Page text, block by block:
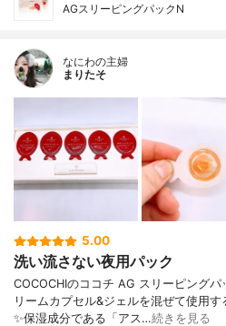
AGスリーピングパックN
なにわの主婦
まりたそ
5.00
洗い流さない夜用パック
COCOCHIのココチ AG スリーピング
リームカプセル&ジェルを混ぜて使用
✨保湿成分である「アス…続きを見る